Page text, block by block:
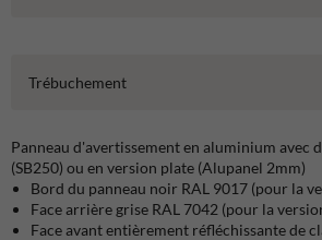
Trébuchement
Panneau d'avertissement en aluminium avec
(SB250) ou en version plate (Alupanel 2mm)
Bord du panneau noir RAL 9017 (pour la
Face arrière grise RAL 7042 (pour la
Face avant entièrement réfléchissante de